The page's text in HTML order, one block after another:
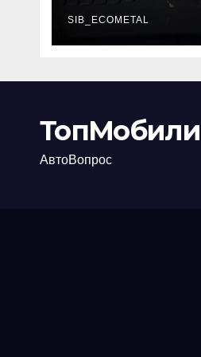
каково их
основное
назначение
SIB_ECOMETAL
ТопМобили
АвтоВопрос